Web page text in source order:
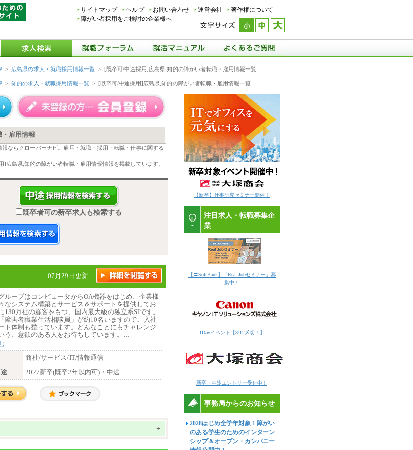
サイトマップ ヘルプ お問い合わせ 運営会社
著作権について
障がい者採用をご検討の企業様へ
> 広島県の求人・就職採用情報一覧 > [既卒可/中途採用]広島県,知的の障がい者転職・雇用情報一覧
> 知的の求人・就職採用情報一覧 > [既卒可/中途採用]広島県,知的の障がい者転職・雇用情報一覧
雇用情報
ならクローバーナビ。雇用・就職・採用・転職・仕事に関する
]広島県,知的の障がい者転職・雇用情報情報を掲載しています。
既卒者可の新卒求人も検索する
07月29日更新
ループはコンピュータからOA機器をはじめ、企業様
なシステム構築とサービス＆サポートを提供してお
130万社の顧客をもつ、国内最大級の独立系SIです。
障害者職業生活相談員」が約10名いますので、入社
ト体制も整っています。どんなことにもチャレンジ
う、意欲のある人をお待ちしています。…
商社/サービス/IT/情報通信
2027新卒(既卒2年以内可)・中途
+
【新卒】仕事研究セミナー開催！
注目求人・転職募集企
業
【〓SoftBank】「Real Jobセミナー」募
集中！
1Dayイベント【8/12〆切！】
新卒・中途エントリー受付中！
事務局からのお知らせ
2028はじめ全学年対象！障がい
のある学生のためのインターン
シップ＆オープン・カンパニー